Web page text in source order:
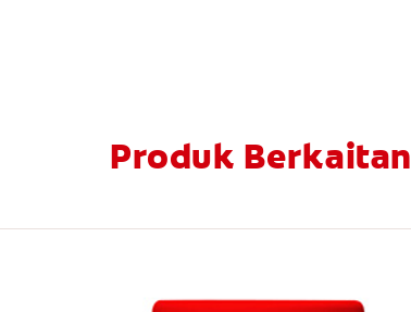
Produk Berkaitan